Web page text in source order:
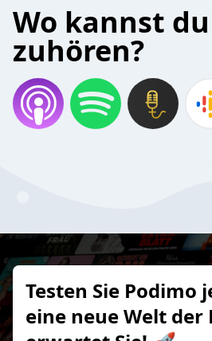
Wo kannst du
zuhören?
Testen Sie Podimo
eine neue Welt der